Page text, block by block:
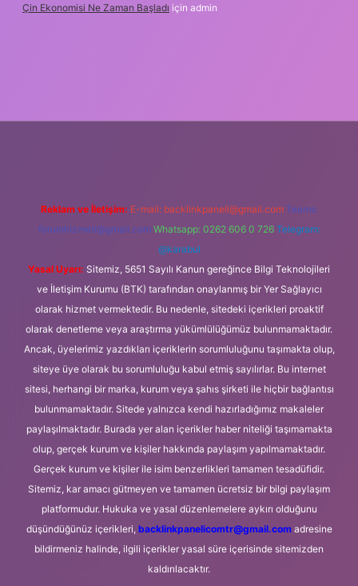
Çin Ekonomisi Ne Zaman Başladı için admin
Reklam ve İletişim: E-mail: backlinkpaneli@gmail.com Teams:
forumhizmeti@gmail.com Whatsapp: 0262 606 0 726 Telegram:
@karabul
Yasal Uyarı: Sitemiz, 5651 Sayılı Kanun gereğince Bilgi Teknolojileri
ve İletişim Kurumu (BTK) tarafından onaylanmış bir Yer Sağlayıcı
olarak hizmet vermektedir. Bu nedenle, sitedeki içerikleri proaktif
olarak denetleme veya araştırma yükümlülüğümüz bulunmamaktadır.
Ancak, üyelerimiz yazdıkları içeriklerin sorumluluğunu taşımakta olup,
siteye üye olarak bu sorumluluğu kabul etmiş sayılırlar. Bu internet
sitesi, herhangi bir marka, kurum veya şahıs şirketi ile hiçbir bağlantısı
bulunmamaktadır. Sitede yalnızca kendi hazırladığımız makaleler
paylaşılmaktadır. Burada yer alan içerikler haber niteliği taşımamakta
olup, gerçek kurum ve kişiler hakkında paylaşım yapılmamaktadır.
Gerçek kurum ve kişiler ile isim benzerlikleri tamamen tesadüfidir.
Sitemiz, kar amacı gütmeyen ve tamamen ücretsiz bir bilgi paylaşım
platformudur. Hukuka ve yasal düzenlemelere aykırı olduğunu
düşündüğünüz içerikleri, backlinkpanelicomtr@gmail.comadresine
bildirmeniz halinde, ilgili içerikler yasal süre içerisinde sitemizden
kaldırılacaktır.